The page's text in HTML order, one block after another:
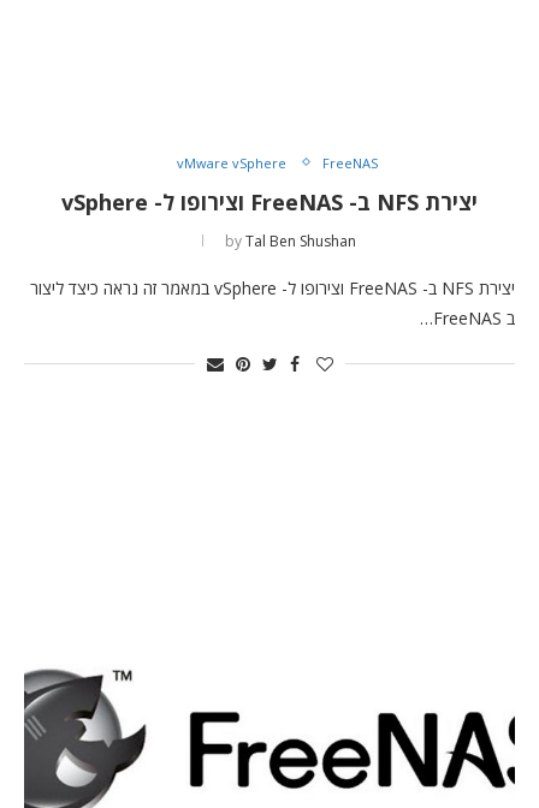
FreeNAS
vMware vSphere
יצירת NFS ב- FreeNAS וצירופו ל- vSphere
byTal Ben Shushan
יצירת NFS ב- FreeNAS וצירופו ל- vSphere במאמר זה נראה כיצד ליצור
ב FreeNAS…